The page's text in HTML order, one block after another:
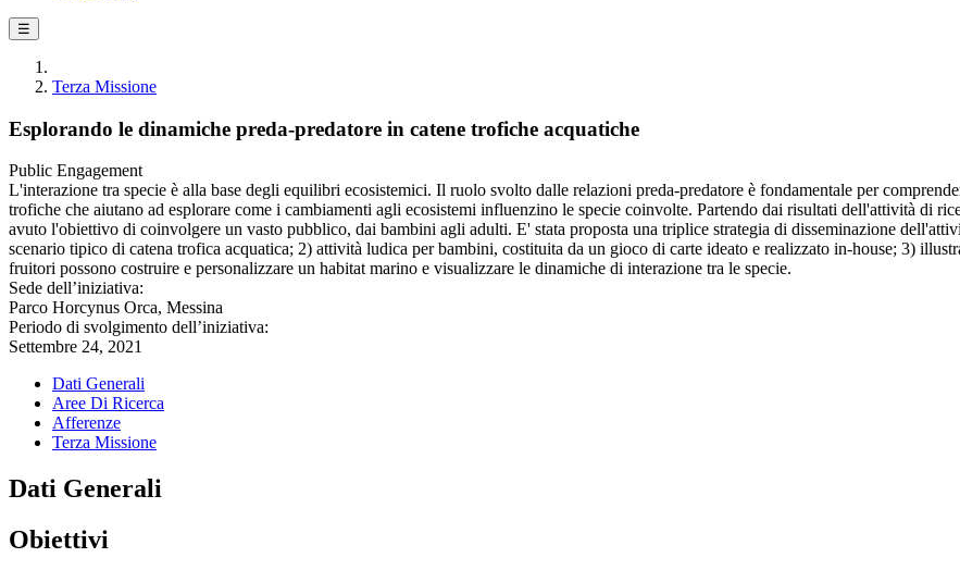
☰
Terza Missione
Esplorando le dinamiche preda-predatore in catene trofiche acquatiche
Public Engagement
L'interazione tra specie è alla base degli equilibri ecosistemici. Il ruolo svolto dalle relazioni preda-predatore è fondamentale per
trofiche che aiutano ad esplorare come i cambiamenti agli ecosistemi influenzino le specie coinvolte. Partendo dai risultati dell'attività di
avuto l'obiettivo di coinvolgere un vasto pubblico, dai bambini agli adulti. E' stata proposta una triplice strategia di disseminazione
scenario tipico di catena trofica acquatica; 2) attività ludica per bambini, costituita da un gioco di carte ideato e realizzato in-house; 3)
fruitori possono costruire e personalizzare un habitat marino e visualizzare le dinamiche di interazione tra le specie.
Sede dell’iniziativa:
Parco Horcynus Orca, Messina
Periodo di svolgimento dell’iniziativa:
Settembre 24, 2021
Dati Generali
Aree Di Ricerca
Afferenze
Terza Missione
Dati Generali
Obiettivi